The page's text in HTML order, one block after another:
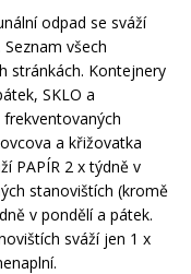
odpad se sváží
všech
stránkách. Kontejnery
SKLO a
frekventovaných
a křižovatka
PAPÍR 2 x týdně v
stanovištích (kromě
v pondělí a pátek.
sváží jen 1 x